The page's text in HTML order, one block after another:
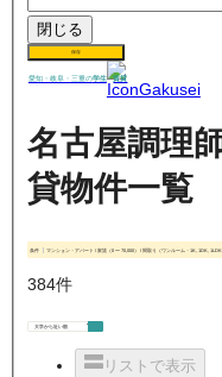
閉じる
保存
愛知・岐阜・三重の学生 賃貸
名古屋調理
貸物件一覧
条件 マンション・アパート / 家賃（0 〜 70,000） / 間取り（ワンルーム・1K, 1DK,
384件
リストで表示